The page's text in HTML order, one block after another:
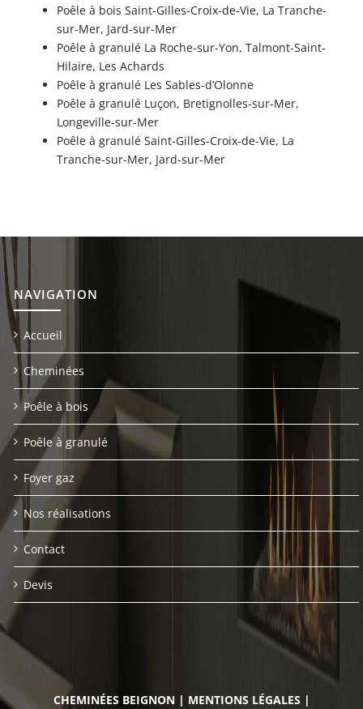
Poêle à bois Saint-Gilles-Croix-de-Vie, La Tranche-
sur-Mer, Jard-sur-Mer
Poêle à granulé La Roche-sur-Yon, Talmont-Saint-
Hilaire, Les Achards
Poêle à granulé Les Sables-d’Olonne
Poêle à granulé Luçon, Bretignolles-sur-Mer,
Longeville-sur-Mer
Poêle à granulé Saint-Gilles-Croix-de-Vie, La
Tranche-sur-Mer, Jard-sur-Mer
NAVIGATION
Accueil
Cheminées
Poêle à bois
Poêle à granulé
Foyer gaz
Nos réalisations
Contact
Devis
CHEMINÉES BEIGNON| MENTIONS LÉGALES |